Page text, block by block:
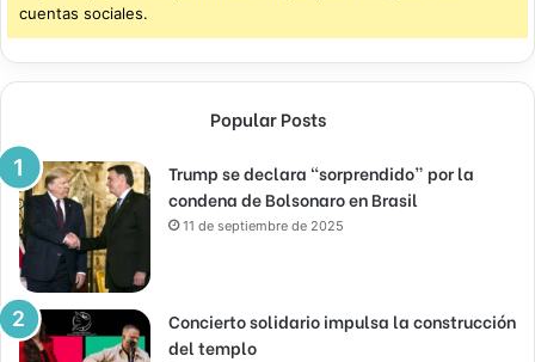
cuentas sociales.
Popular Posts
Trump se declara “sorprendido” por la
condena de Bolsonaro en Brasil
11 de septiembre de 2025
Concierto solidario impulsa la construcción
del templo